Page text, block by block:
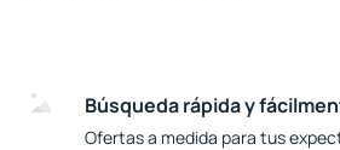
Búsqueda rápida y
Ofertas a medida para tus